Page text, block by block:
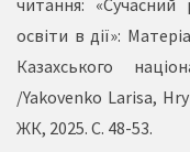
читання:
освіти в дії»:
Казахського
/Yakovenko Larisa,
ЖК, 2025. С. 48-53.